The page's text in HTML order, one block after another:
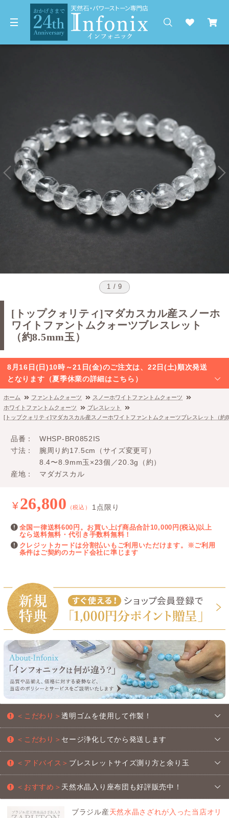
1 / 9
[トップクォリティ]マダカスカル産スノーホ
ワイトファントムクォーツブレスレット
（約8.5mm玉）
8月16日(日)10時～21日(金)のご注文は、22日(土)順次発送
となります（夏季休業の詳細はこちら）
ホーム ファントムクォーツ
スノーホワイトファントムクォーツ
ホワイトファントムクォーツ
ブレスレット
[トップクォリティ]マダカスカル産スノーホワイトファントムクォーツブレスレット（約
品番
WHSP-BR0852IS
寸法
腕周り約17.5cm（サイズ変更可）
8.4〜8.9mm玉×23個／20.3g（約）
産地
マダガスカル
¥26,800 （税込） 1点限り
全国一律送料600円。お買い上げ商品合計10,000円(税込)以上
なら送料無料・代引き手数料無料！
クレジットカードは分割払いもご利用いただけます。※ご利用
条件はご契約のカード会社に準じます
＜こだわり＞透明ゴムを使用して作製！
＜こだわり＞ セージ浄化してから発送します
＜アドバイス＞ ブレスレットサイズ測り方と余り玉
＜おすすめ＞ 天然水晶入り座布団も好評販売中！
ブラジル産天然水晶さざれが入った当店オリ